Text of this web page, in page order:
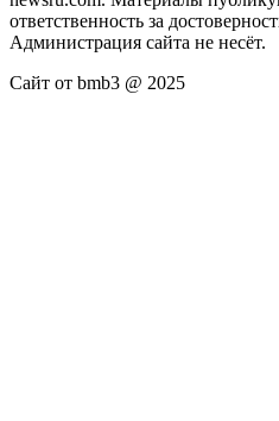
ответственность за
Администрация сайта не несёт.
Сайт от bmb3 @ 2025